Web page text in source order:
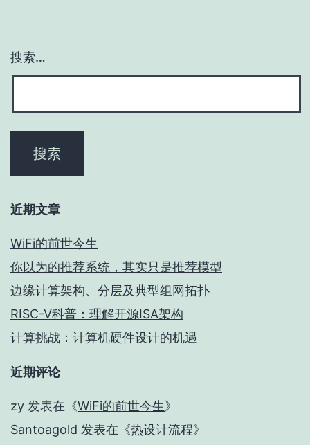
搜索…
近期文章
WiFi的前世今生
你以为的推荐系统，其实只是推荐模型
边缘计算架构、分层及典型组网拓扑
RISC-V科普：理解开源ISA架构
计算挑战：计算机硬件设计的机遇
近期评论
zy 发表在《WiFi的前世今生》
Santoagold 发表在《热设计流程》